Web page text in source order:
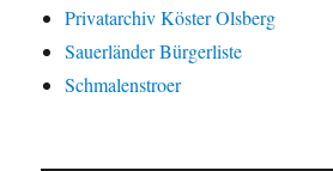
Privatarchiv Köster Olsberg
Sauerländer Bürgerliste
Schmalenstroer